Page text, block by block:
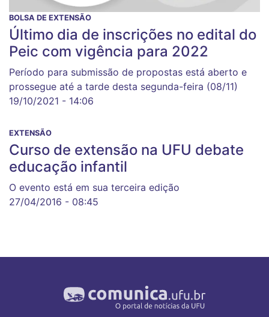
BOLSA DE EXTENSÃO
Último dia de inscrições no edital do
Peic com vigência para 2022
Período para submissão de propostas está aberto e
prossegue até a tarde desta segunda-feira (08/11)
19/10/2021 - 14:06
EXTENSÃO
Curso de extensão na UFU debate
educação infantil
O evento está em sua terceira edição
27/04/2016 - 08:45